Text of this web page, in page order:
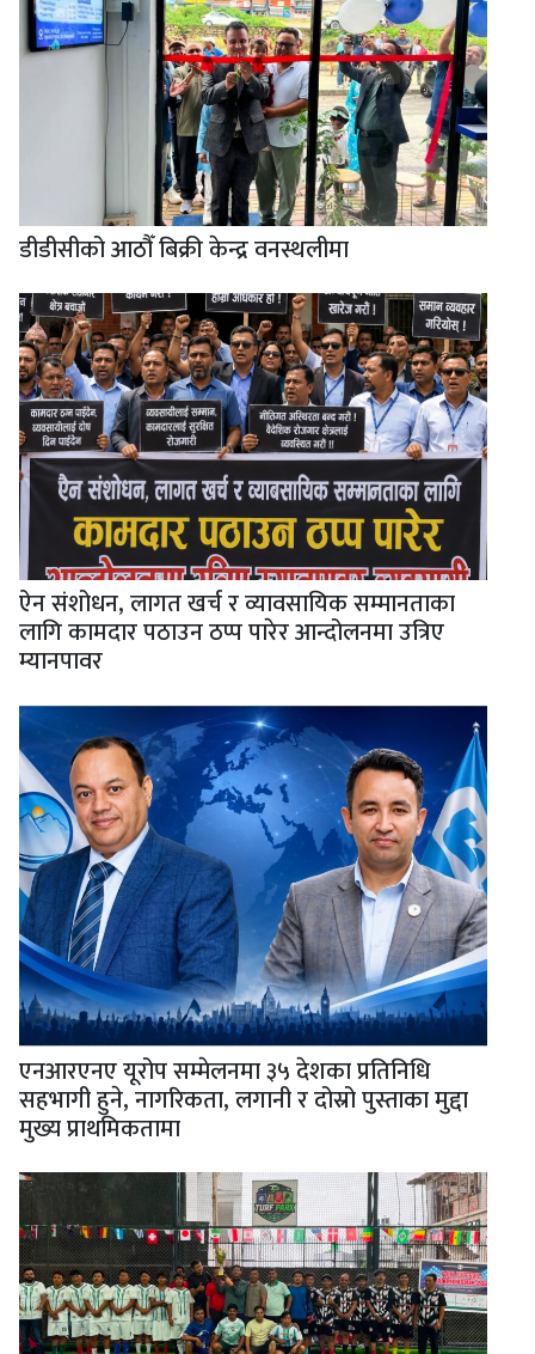
डीडीसीको आठौँ बिक्री केन्द्र वनस्थलीमा
ऐन संशोधन, लागत खर्च र व्यावसायिक सम्मानताका
लागि कामदार पठाउन ठप्प पारेर आन्दोलनमा उत्रिए
म्यानपावर
एनआरएनए यूरोप सम्मेलनमा ३५ देशका प्रतिनिधि
सहभागी हुने, नागरिकता, लगानी र दोस्रो पुस्ताका मुद्दा
मुख्य प्राथमिकतामा